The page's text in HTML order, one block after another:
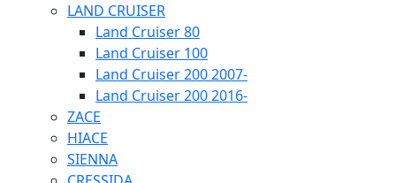
LAND CRUISER
Land Cruiser 80
Land Cruiser 100
Land Cruiser 200 2007-
Land Cruiser 200 2016-
ZACE
HIACE
SIENNA